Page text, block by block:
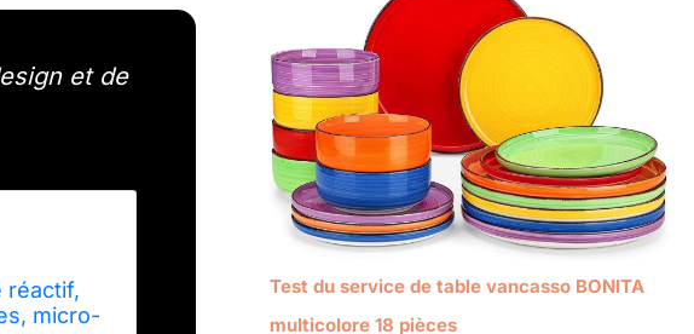
et de
réactif,
micro-
Test du service de table vancasso BONITA
multicolore 18 pièces